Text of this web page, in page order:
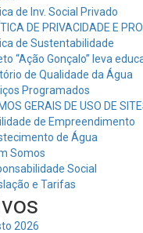
de Inv. Social Privado
DE PRIVACIDADE E
de Sustentabilidade
“Ação Gonçalo” leva
de Qualidade da Água
Programados
GERAIS DE USO DE
de Empreendimento
de Água
Somos
Social
e Tarifas
2026